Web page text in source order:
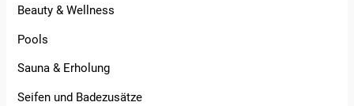
Beauty & Wellness
Pools
Sauna & Erholung
Seifen und Badezusätze